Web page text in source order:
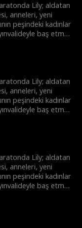
Lily; aldatan
anneleri, yeni
peşindeki kadınlar
baş etmek
Lily; aldatan
anneleri, yeni
peşindeki kadınlar
baş etmek
Lily; aldatan
anneleri, yeni
peşindeki kadınlar
baş etmek